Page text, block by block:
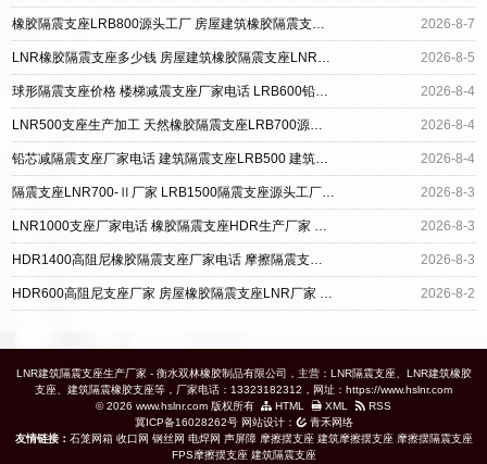
橡胶隔震支座LRB800源头工厂 房屋建筑橡胶隔震支座源头工厂 钢结构建筑抗震支座源头工厂 2026-8-7
LNR橡胶隔震支座多少钱 房屋建筑橡胶隔震支座LNR生产厂家 LRB建筑隔震支座厂家 2026-8-5
球形隔震支座价格 楼梯减震支座厂家电话 LRB600铅芯橡胶隔震支座源头工厂 2026-8-4
LNR500支座生产加工 天然橡胶隔震支座LRB700源头工厂 橡胶隔震支座HDR厂家 2026-8-4
铅芯减隔震支座厂家电话 建筑隔震支座LRB500 建筑橡胶型隔震支座源头工厂 2026-8-4
隔震支座LNR700-Ⅱ厂家 LRB1500隔震支座源头工厂 LRB1100橡胶隔震支座多少钱 2026-8-3
LNR1000支座厂家电话 橡胶隔震支座HDR生产厂家 铅芯橡胶隔震支座LRB500源头工厂 2026-8-3
HDR1400高阻尼橡胶隔震支座厂家电话 摩擦隔震支座源头工厂 LRB1400铅芯支座源头工厂 2026-8-3
HDR600高阻尼支座厂家 房屋橡胶隔震支座LNR厂家 铅芯隔震支座(LRB)生产厂家 2026-8-2
LNR建筑隔震支座生产厂家 - 衡水双林橡胶制品有限公司，主营：LNR隔震支座、LNR建筑橡胶
支座、建筑隔震橡胶支座等，厂家电话：13323182312，网址：https://www.hslnr.com
© 2026 www.hslnr.com 版权所有
HTML XML
RSS
冀ICP备16028262号网站设计：
青禾网络
友情链接： 石笼网箱 收口网 钢丝网 电焊网 声屏障 摩擦摆支座 建筑摩擦摆支座 摩擦摆隔震支座
FPS摩擦摆支座 建筑隔震支座